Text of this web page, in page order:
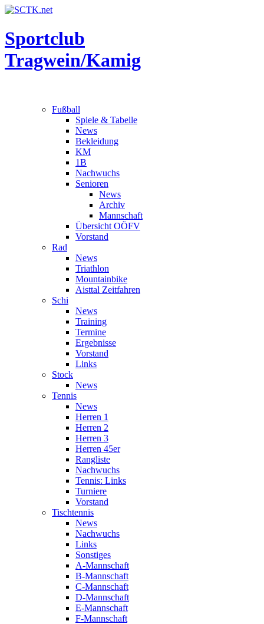
Sportclub
Tragwein/Kamig
Fußball
Spiele & Tabelle
News
Bekleidung
KM
1B
Nachwuchs
Senioren
News
Archiv
Mannschaft
Übersicht OÖFV
Vorstand
Rad
News
Triathlon
Mountainbike
Aisttal Zeitfahren
Schi
News
Training
Termine
Ergebnisse
Vorstand
Links
Stock
News
Tennis
News
Herren 1
Herren 2
Herren 3
Herren 45er
Rangliste
Nachwuchs
Tennis: Links
Turniere
Vorstand
Tischtennis
News
Nachwuchs
Links
Sonstiges
A-Mannschaft
B-Mannschaft
C-Mannschaft
D-Mannschaft
E-Mannschaft
F-Mannschaft